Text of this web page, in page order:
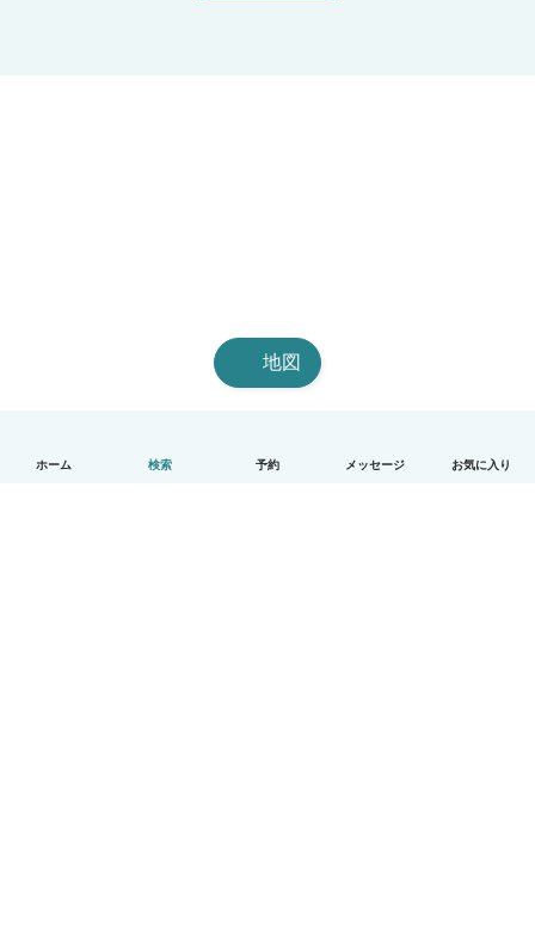
ホーム 検索 予約 メッセージ お気に入り
地図